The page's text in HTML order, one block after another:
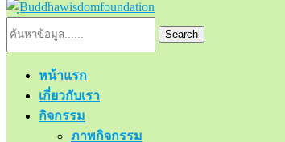
Search
หน้าแรก
เกี่ยวกับเรา
กิจกรรม
ภาพกิจกรรม